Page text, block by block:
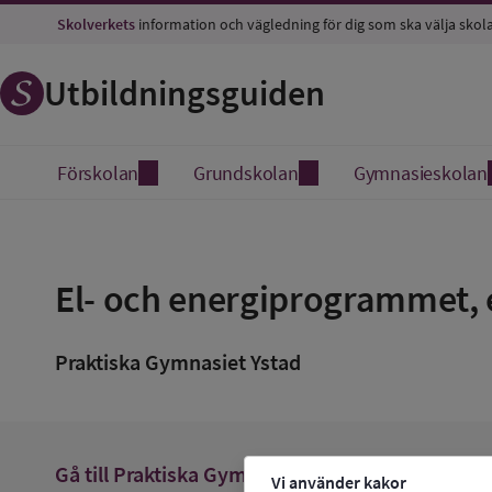
Vi använder kakor
Skolverkets information och vägledning för dig som ska välja
Utbildningsguiden
Förskolan Grundskolan Gymnasieskolan
El- och
favorit
Praktiska Gymnasiet Ystad
Gå till Praktiska Gymnasiet Ystadarrow_forward